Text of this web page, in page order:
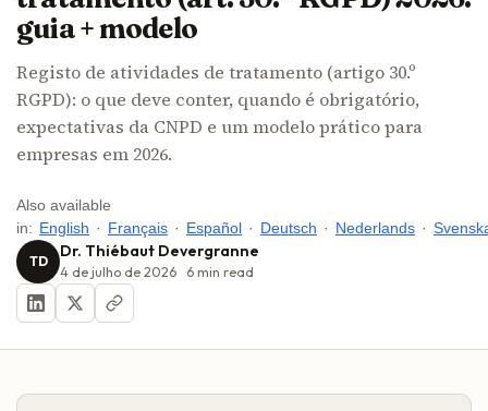
guia + modelo
Registo de atividades de tratamento (artigo 30.º
RGPD): o que deve conter, quando é obrigatório,
expectativas da CNPD e um modelo prático para
empresas em 2026.
Also available
in: English · Français · Español · Deutsch · Nederlands ·
TD Dr. Thiébaut Devergranne
4 de julho de 2026 6 min read